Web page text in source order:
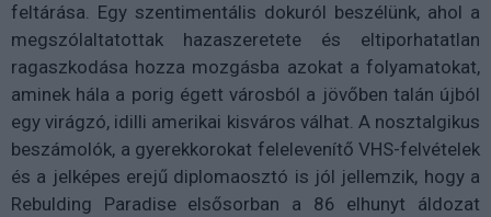
feltárása. Egy szentimentális dokuról beszélünk, ahol a
megszólaltatottak hazaszeretete és eltiporhatatlan
ragaszkodása hozza mozgásba azokat a folyamatokat,
aminek hála a porig égett városból a jövőben talán újból
egy virágzó, idilli amerikai kisváros válhat. A nosztalgikus
beszámolók, a gyerekkorokat felelevenítő VHS-felvételek
és a jelképes erejű diplomaosztó is jól jellemzik, hogy a
Rebulding Paradise elsősorban a 86 elhunyt áldozat